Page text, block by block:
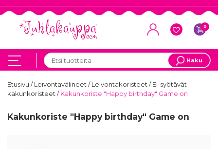
0
Haku
Etusivu /Leivontavälineet/Leivontakoristeet/Ei-syötävät
kakunkoristeet/Kakunkoriste "Happy birthday" Game on
Kakunkoriste "Happy birthday" Game on